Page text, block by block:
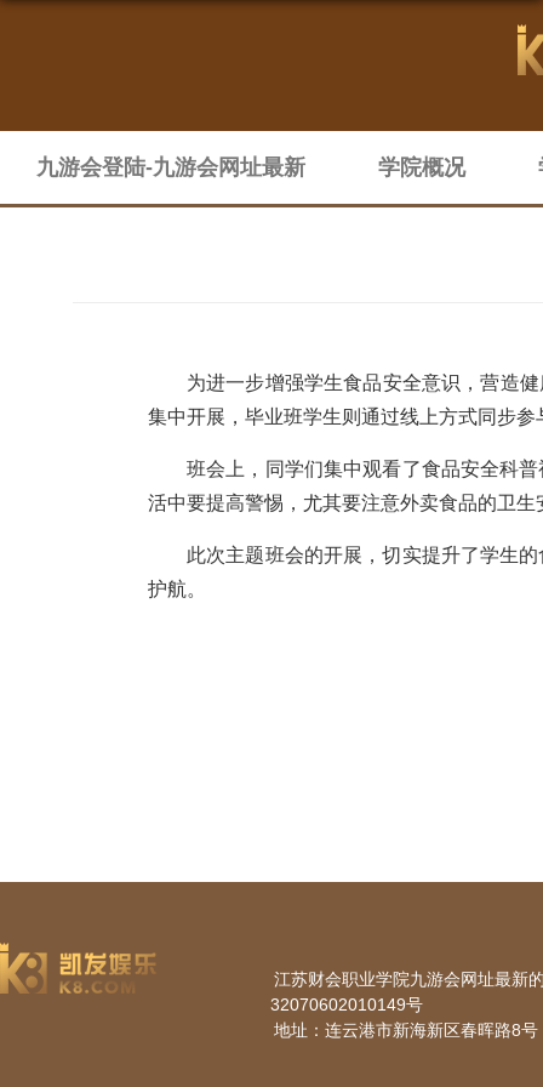
九游会登陆-九游会网址最新 学院概况
为进一步增强学生食品安全意识，营造
集中开展，毕业班学生则通过线上方式同步参
班会上，同学们集中观看了食品安全科
活中要提高警惕，尤其要注意外卖食品的卫
此次主题班会的开展，切实提升了学生
护航。
江苏财会职业学院九游会网址最新
32070602010149号
地址：连云港市新海新区春晖路8